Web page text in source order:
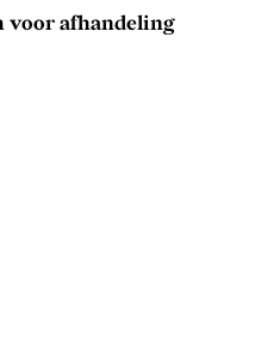
voor afhandeling